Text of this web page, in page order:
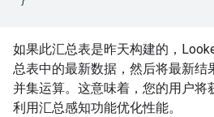
如果此汇总表是昨天构建的，
总表中的最新数据，然后将最新结
并集运算。这意味着，您的用户将
利用汇总感知功能优化性能。